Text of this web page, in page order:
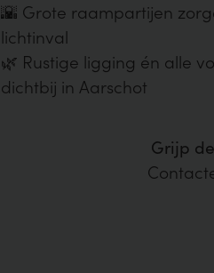
🌇 Grote raampartijen
lichtinval
🌿 Rustige ligging én alle
dichtbij in Aarschot
Grijp